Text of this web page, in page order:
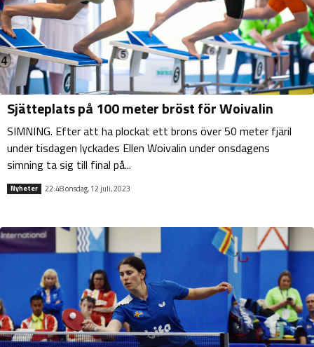
Sjätteplats på 100 meter bröst för Woivalin
SIMNING. Efter att ha plockat ett brons över 50 meter fjäril
under tisdagen lyckades Ellen Woivalin under onsdagens
simning ta sig till final på...
Nyheter 22:48 onsdag, 12 juli, 2023